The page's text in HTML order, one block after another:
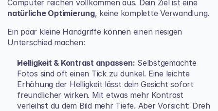
Computer reichen vollkommen aus. Dein Ziel ist eine
natürliche Optimierung, keine komplette Verwandlung.
Ein paar kleine Handgriffe können einen riesigen
Unterschied machen:
Helligkeit & Kontrast anpassen: Selbstgemachte
Fotos sind oft einen Tick zu dunkel. Eine leichte
Erhöhung der Helligkeit lässt dein Gesicht sofort
freundlicher wirken. Mit etwas mehr Kontrast
verleihst du dem Bild mehr Tiefe. Aber Vorsicht: Dreh